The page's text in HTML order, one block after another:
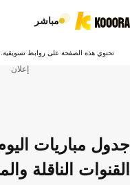
مباشر
تحتوي هذه الصفحة على روابط تسويقية.
إعلان
القنوات الناقلة